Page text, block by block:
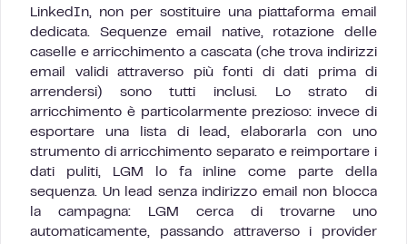
LinkedIn, non per sostituire una piattaforma email
dedicata. Sequenze email native, rotazione delle
caselle e arricchimento a cascata (che trova indirizzi
email validi attraverso più fonti di dati prima di
arrendersi) sono tutti inclusi. Lo strato di
arricchimento è particolarmente prezioso: invece di
esportare una lista di lead, elaborarla con uno
strumento di arricchimento separato e reimportare i
dati puliti, LGM lo fa inline come parte della
sequenza. Un lead senza indirizzo email non blocca
la campagna: LGM cerca di trovarne uno
automaticamente, passando attraverso i provider